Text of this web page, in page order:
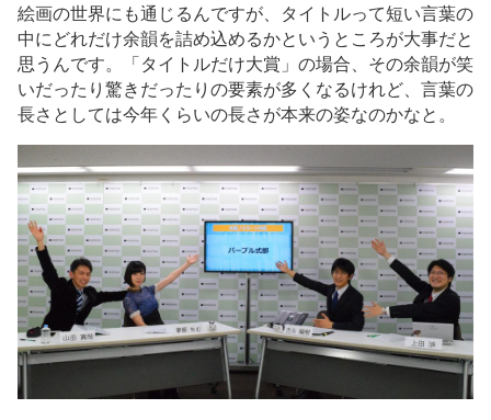
絵画の世界にも通じるんですが、タイトルって短い言葉の
中にどれだけ余韻を詰め込めるかというところが大事だと
思うんです。「タイトルだけ大賞」の場合、その余韻が笑
いだったり驚きだったりの要素が多くなるけれど、言葉の
長さとしては今年くらいの長さが本来の姿なのかなと。